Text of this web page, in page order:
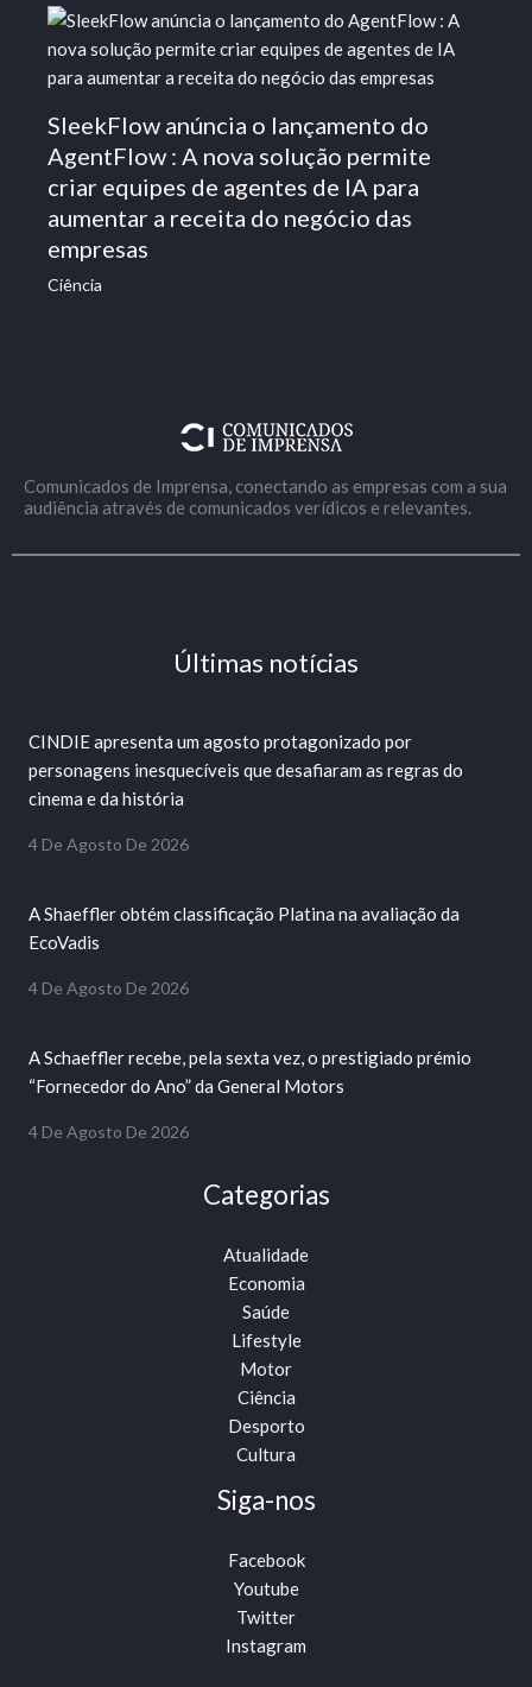
SleekFlow anúncia o lançamento do
AgentFlow : A nova solução permite
criar equipes de agentes de IA para
aumentar a receita do negócio das
empresas
Ciência
Comunicados de Imprensa, conectando as empresas com a sua
audiência através de comunicados verídicos e relevantes.
Últimas notícias
CINDIE apresenta um agosto protagonizado por
personagens inesquecíveis que desafiaram as regras do
cinema e da história
4 De Agosto De 2026
A Shaeffler obtém classificação Platina na avaliação da
EcoVadis
4 De Agosto De 2026
A Schaeffler recebe, pela sexta vez, o prestigiado prémio
“Fornecedor do Ano” da General Motors
4 De Agosto De 2026
Categorias
Atualidade
Economia
Saúde
Lifestyle
Motor
Ciência
Desporto
Cultura
Siga-nos
Facebook
Youtube
Twitter
Instagram